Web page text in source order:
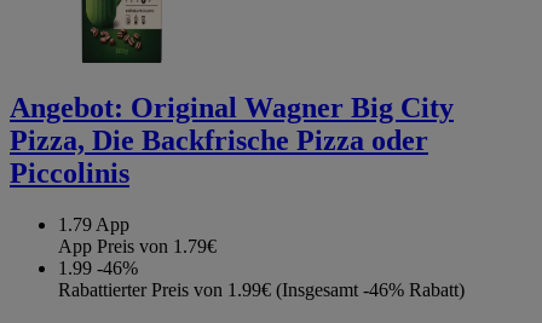
Angebot: Original Wagner Big City
Pizza, Die Backfrische Pizza oder
Piccolinis
1.79 App
App Preis von 1.79€
1.99 -46%
Rabattierter Preis von 1.99€ (Insgesamt -46% Rabatt)